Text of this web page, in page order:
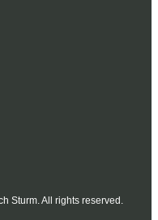
Sturm. All rights reserved.